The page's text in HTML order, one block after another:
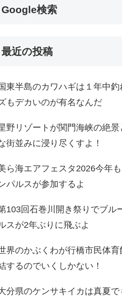
Google検索
最近の投稿
東半島のカワハギは１年中釣
もデカいのが有名なんだ
野リゾートが関門海峡の絶景
街並みに浸り尽くすよ！
ら海エアフェスタ2026今年
パルスが参加するよ
103回石巻川開き祭りでブル
スが2年ぶりに飛ぶよ
界のかぶくわが行橋市民体育
するのでいくしかない！
分県のケンサキイカは真夏